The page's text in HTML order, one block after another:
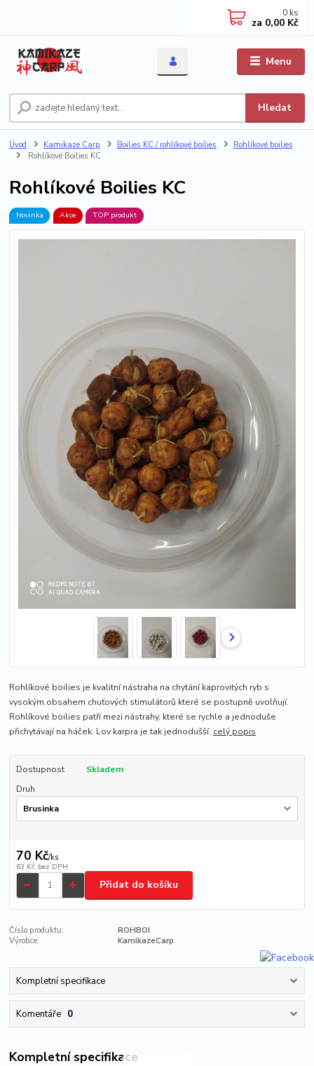
Menu
Hledat
0 ks
za 0,00 Kč
Úvod Kamikaze Carp Boilies KC / rohlíkové boilies
Rohlíkové boilies
Rohlíkové Boilies KC
Rohlíkové Boilies KC
Novinka Akce TOP produkt
Rohlíkové boilies je kvalitní nástraha na chytání kaprovitých ryb s
vysokým obsahem chuťových stimulátorů které se postupně uvolňují.
Rohlíkové boilies patří mezi nástrahy, které se rychle a jednoduše
přichytávají na háček. Lov karpra je tak jednodušší. celý popis
Dostupnost
Skladem
Druh
70 Kč/ks
63 Kč bez DPH
Přidat do košíku
Číslo produktu:
ROHBOI
Výrobce:
KamikazeCarp
Kompletní specifikace
Komentáře 0
Kompletní specifikace